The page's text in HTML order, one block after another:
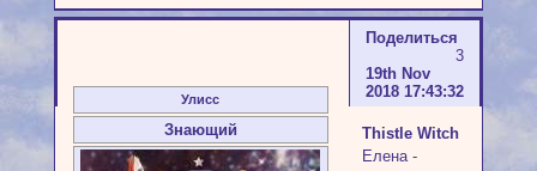
Поделиться
3
19th Nov
2018 17:43:32
Улисс
Знающий
Thistle Witch
Елена -